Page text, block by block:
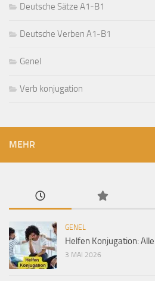
Deutsche Sätze A1-B1
Deutsche Verben A1-B1
Genel
Verb konjugation
MEHR
GENEL
Helfen Konjugation:
3 MAI 2026